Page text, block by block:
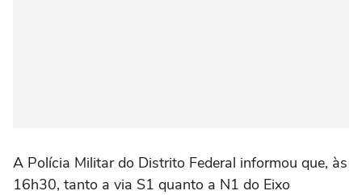
A Polícia Militar do Distrito Federal informou que, às
16h30, tanto a via S1 quanto a N1 do Eixo